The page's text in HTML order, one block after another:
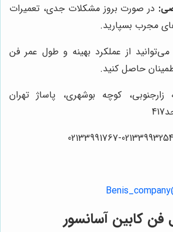
در صورت بروز مشکلات جدی، تعمیرات
مجرب بسپارید.
از عملکرد بهینه و طول عمر فن
حاصل کنید.
زارجنوبی، کوچه بوشهری، پاساژ تهران
فن کابین آسانسور